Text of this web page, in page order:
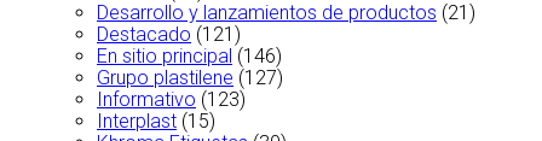
Desarrollo y lanzamientos de productos (21)
Destacado (121)
En sitio principal (146)
Grupo plastilene (127)
Informativo (123)
Interplast (15)